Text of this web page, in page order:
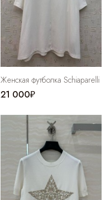
Женская футболка Schiaparelli
21 000₽